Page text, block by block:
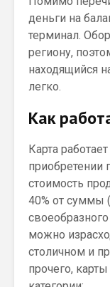
деньги на
терминал.
региону,
находящийся
легко.
Как
Карта
приобретении
стоимость
40% от суммы
можно
столичном и
прочего,